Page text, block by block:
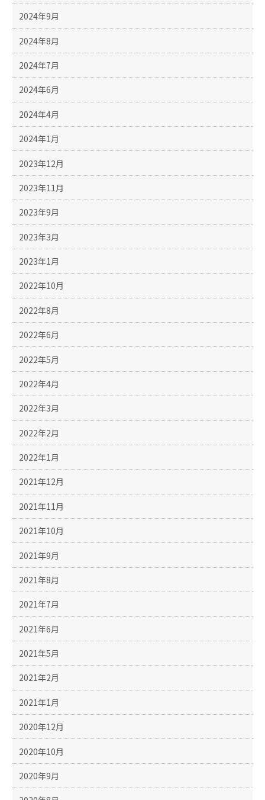
2024年9月
2024年8月
2024年7月
2024年6月
2024年4月
2024年1月
2023年12月
2023年11月
2023年9月
2023年3月
2023年1月
2022年10月
2022年8月
2022年6月
2022年5月
2022年4月
2022年3月
2022年2月
2022年1月
2021年12月
2021年11月
2021年10月
2021年9月
2021年8月
2021年7月
2021年6月
2021年5月
2021年2月
2021年1月
2020年12月
2020年10月
2020年9月